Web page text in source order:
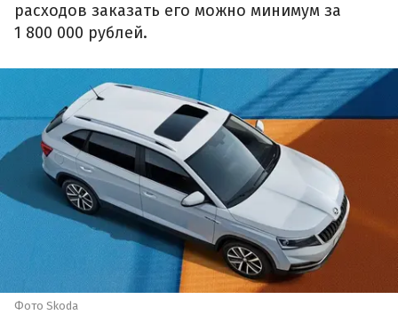
расходов заказать его можно минимум за
1 800 000 рублей.
Фото Skoda